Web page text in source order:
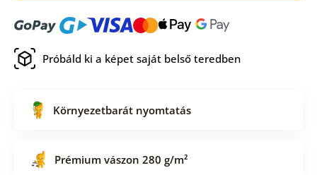
Próbáld ki a képet saját belső teredben
Környezetbarát nyomtatás
Prémium vászon 280 g/m²